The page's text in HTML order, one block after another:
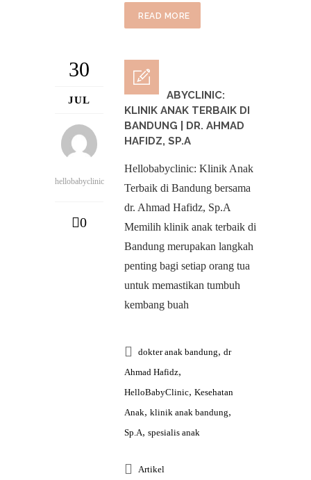
READ MORE
30
JUL
hellobabyclinic
0
HELLOBABYCLINIC:
KLINIK ANAK TERBAIK DI
BANDUNG | DR. AHMAD
HAFIDZ, SP.A
Hellobabyclinic: Klinik Anak
Terbaik di Bandung bersama
dr. Ahmad Hafidz, Sp.A
Memilih klinik anak terbaik di
Bandung merupakan langkah
penting bagi setiap orang tua
untuk memastikan tumbuh
kembang buah
dokter anak bandung, dr
Ahmad Hafidz,
HelloBabyClinic, Kesehatan
Anak, klinik anak bandung,
Sp.A, spesialis anak
Artikel